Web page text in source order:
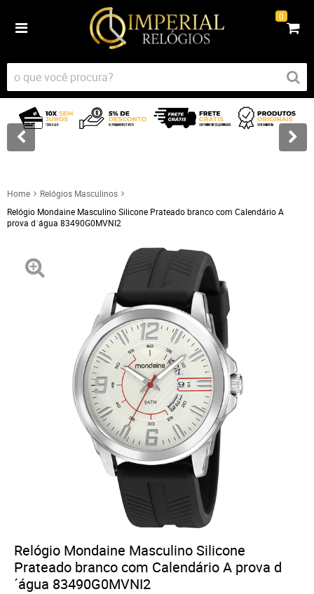
0
Home
Relógios Masculinos
Relógio Mondaine Masculino Silicone Prateado branco com Calendário A
prova d´água 83490G0MVNI2
Relógio Mondaine Masculino Silicone
Prateado branco com Calendário A prova d
´água 83490G0MVNI2